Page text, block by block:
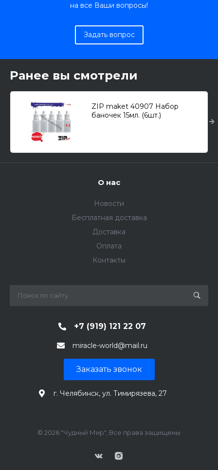
на все Ваши вопросы!
Задать вопрос
Ранее вы смотрели
ZIP maket 40907 Набор
баночек 15мл. (6шт.)
О нас
Новости
Бесплатная доставка
Доставка
Оплата
Контакты
+7 (919) 121 22 07
miracle-world@mail.ru
Заказать звонок
г. Челябинск, ул. Тимирязева, 27
© 2026 "Чудный Мир", Все права защищены